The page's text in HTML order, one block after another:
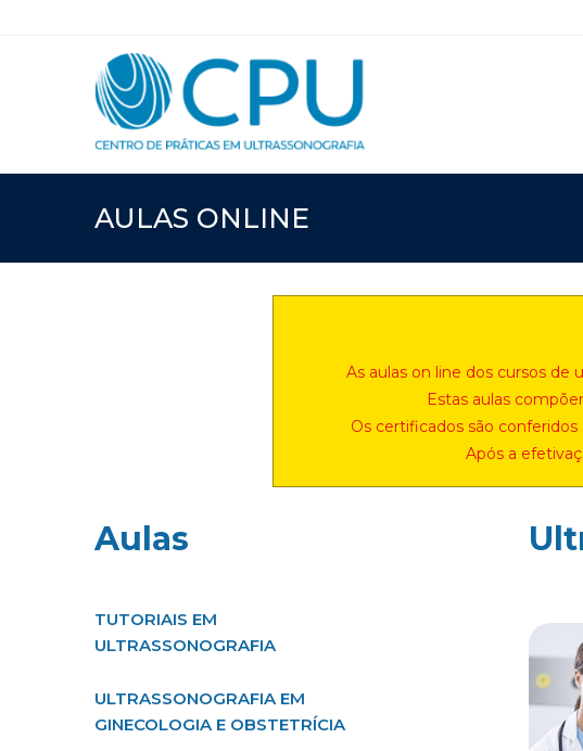
AULAS ONLINE
As aulas on line dos cursos de
Estas aulas
Os certificados são
Após a
Aulas
TUTORIAIS EM
ULTRASSONOGRAFIA
ULTRASSONOGRAFIA EM
GINECOLOGIA E OBSTETRÍCIA